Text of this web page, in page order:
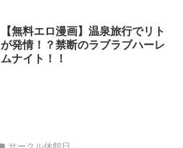
【無料エロ漫画】温泉旅行でリト
が発情！？禁断のラブラブハーレ
ムナイト！！